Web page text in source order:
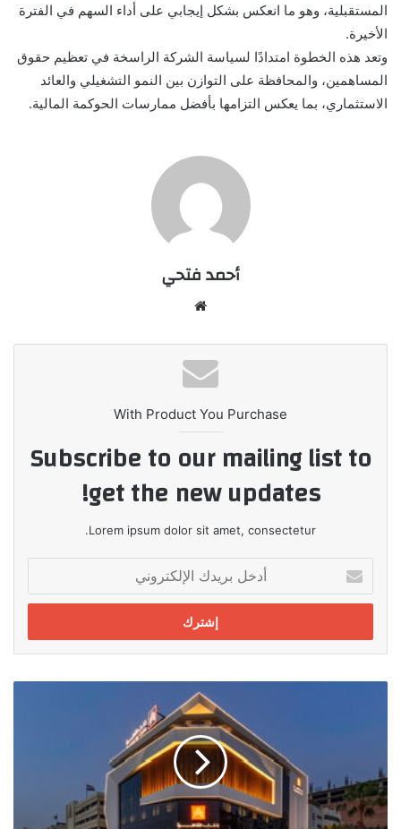
المستقبلية، وهو ما انعكس بشكل إيجابي على أداء السهم في الفترة
الأخيرة.
وتعد هذه الخطوة امتدادًا لسياسة الشركة الراسخة في تعظيم حقوق
المساهمين، والمحافظة على التوازن بين النمو التشغيلي والعائد
الاستثماري، بما يعكس التزامها بأفضل ممارسات الحوكمة المالية.
أحمد فتحي
With Product You Purchase
Subscribe to our mailing list to
get the new updates!
Lorem ipsum dolor sit amet, consectetur.
بريدك
الإلكتروني
«ثروة»
الجاري
بعائد